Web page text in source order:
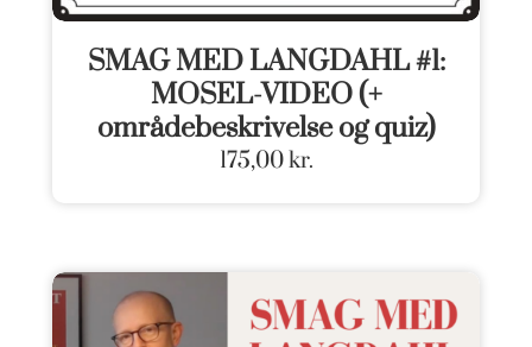
SMAG MED LANGDAHL #1:
MOSEL-VIDEO (+
områdebeskrivelse og quiz)
175,00kr.